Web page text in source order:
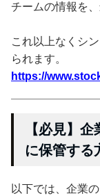
チームの情報を
これ以上なくシ
られます。
https://
【必見】
に保管する
以下では、企業